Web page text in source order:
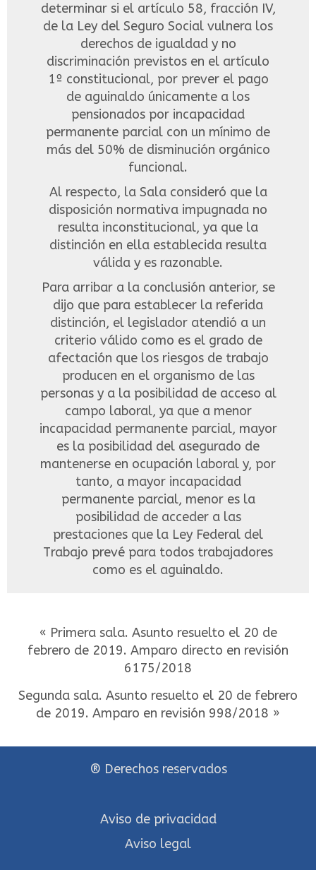
determinar si el artículo 58, fracción IV,
de la Ley del Seguro Social vulnera los
derechos de igualdad y no
discriminación previstos en el artículo
1º constitucional, por prever el pago
de aguinaldo únicamente a los
pensionados por incapacidad
permanente parcial con un mínimo de
más del 50% de disminución orgánico
funcional.
Al respecto, la Sala consideró que la
disposición normativa impugnada no
resulta inconstitucional, ya que la
distinción en ella establecida resulta
válida y es razonable.
Para arribar a la conclusión anterior, se
dijo que para establecer la referida
distinción, el legislador atendió a un
criterio válido como es el grado de
afectación que los riesgos de trabajo
producen en el organismo de las
personas y a la posibilidad de acceso al
campo laboral, ya que a menor
incapacidad permanente parcial, mayor
es la posibilidad del asegurado de
mantenerse en ocupación laboral y, por
tanto, a mayor incapacidad
permanente parcial, menor es la
posibilidad de acceder a las
prestaciones que la Ley Federal del
Trabajo prevé para todos trabajadores
como es el aguinaldo.
« Primera sala. Asunto resuelto el 20 de
febrero de 2019. Amparo directo en revisión
6175/2018
Segunda sala. Asunto resuelto el 20 de febrero
de 2019. Amparo en revisión 998/2018 »
® Derechos reservados
Aviso de privacidad
Aviso legal